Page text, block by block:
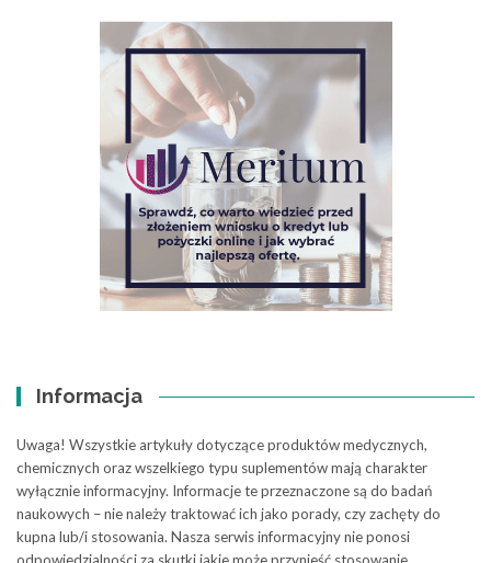
Informacja
Uwaga! Wszystkie artykuły dotyczące produktów medycznych,
chemicznych oraz wszelkiego typu suplementów mają charakter
wyłącznie informacyjny. Informacje te przeznaczone są do badań
naukowych – nie należy traktować ich jako porady, czy zachęty do
kupna lub/i stosowania. Nasza serwis informacyjny nie ponosi